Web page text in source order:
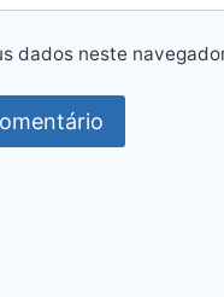
dados neste